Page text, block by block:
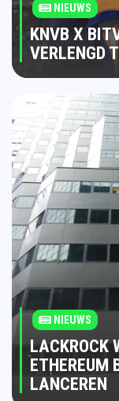
NIEUWS
KNVB X
VERLENGD
NIEUWS
LACKROCK
ETHEREUM
LANCEREN